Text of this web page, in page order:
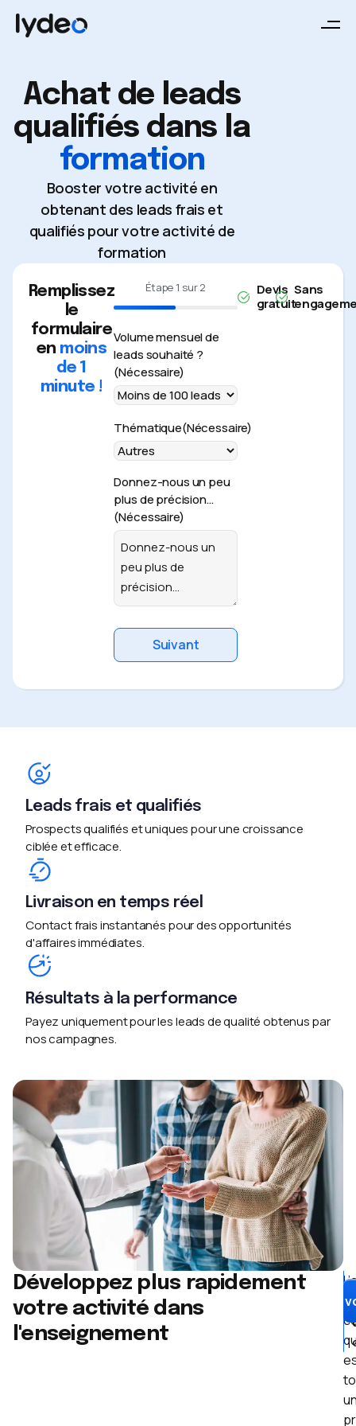
Achat de leads
qualifiés dans la
formation
Booster votre activité en
obtenant des leads frais et
qualifiés pour votre activité de
formation
Remplissez
le
formulaire
en moins
de 1
minute !
Étape 1 sur2
Volume mensuel de
leads souhaité ?
(Nécessaire)
Thématique(Nécessaire)
Donnez-nous un peu
plus de précision…
(Nécessaire)
Devis
gratuit
Sans
Leads frais et qualifiés
Prospects qualifiés et uniques pour une croissance
ciblée et efficace.
Livraison en temps réel
Contact frais instantanés pour des opportunités
d'affaires immédiates.
Résultats à la performance
Payez uniquement pour les leads de qualité obtenus par
nos campagnes.
Développez plus rapidement
votre activité dans
l'enseignement
Boostez